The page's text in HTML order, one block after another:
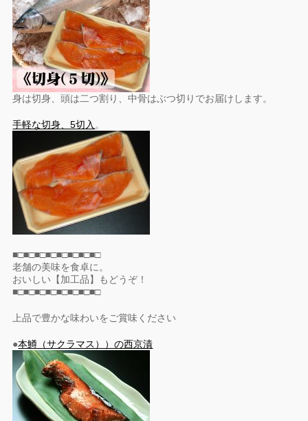
身は切身、頭は二つ割り、中骨はぶつ切りでお届けします。
手軽な切身、5切入 。
■□■□■□■□■□■□■□■□
老舗の美味を食卓に。
おいしい【加工品】もどうぞ！
■□■□■□■□■□■□■□■□
上品で豊かな味わいをご賞味ください
●本鱒（サクラマス））の西京漬